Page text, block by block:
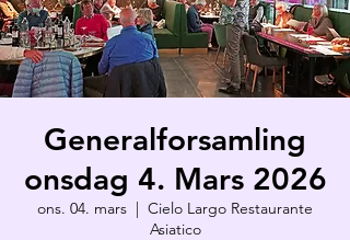
Generalforsamling
onsdag 4. Mars 2026
ons. 04. mars
  |
Cielo Largo Restaurante
Asiatico